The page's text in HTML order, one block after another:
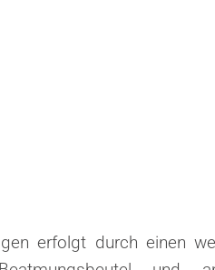
erfolgt durch einen